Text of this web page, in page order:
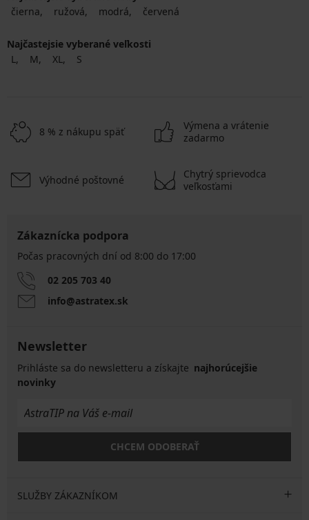
čierna
ružová modrá červená
Najčastejsie vyberané veľkosti
L
M XL S
8 % z nákupu späť
Výmena a vrátenie
zadarmo
Výhodné poštovné
Chytrý sprievodca
veľkosťami
Zákaznícka podpora
Počas pracovných dní od 8:00 do 17:00
02 205 703 40
info@astratex.sk
Newsletter
Prihláste sa do newsletteru a získajte najhorúcejšie
novinky
CHCEM ODOBERAŤ
SLUŽBY ZÁKAZNÍKOM